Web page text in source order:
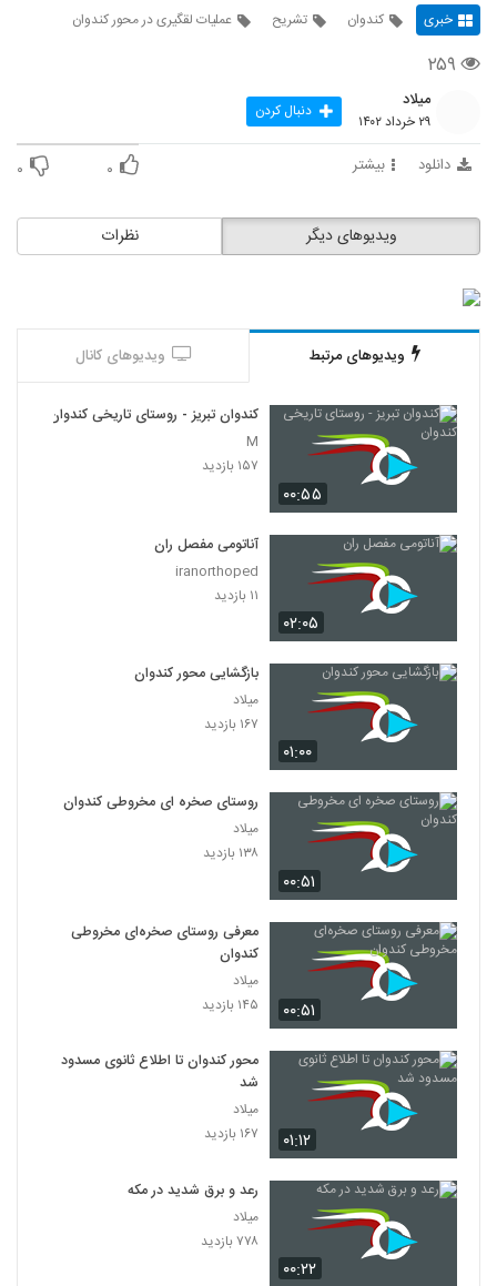
خبری کندوان تشریح عملیات لقگیری در محور کندوان
۲۵۹
میلاد
۲۹ خرداد ۱۴۰۲ دنبال کردن
دانلود بیشتر ۰ ۰
نظرات ویدیوهای دیگر
ویدیوهای مرتبط ویدیوهای کانال
۰۰:۵۵
کندوان تبریز - روستای تاریخی کندوان
M
۱۵۷ بازدید
۰۲:۰۵
آناتومی مفصل ران
iranorthoped
۱۱ بازدید
۰۱:۰۰
بازگشایی محور کندوان
میلاد
۱۶۷ بازدید
۰۰:۵۱
روستای صخره‌ ای مخروطی کندوان
میلاد
۱۳۸ بازدید
۰۰:۵۱
معرفی روستای صخره‌ای مخروطی
کندوان
میلاد
۱۴۵ بازدید
۰۱:۱۲
محور کندوان تا اطلاع ثانوی مسدود
شد
میلاد
۱۶۷ بازدید
۰۰:۲۲
رعد و برق شدید در مکه
میلاد
۷۷۸ بازدید